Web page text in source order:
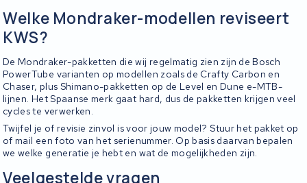
Welke Mondraker-modellen reviseert
KWS?
De Mondraker-pakketten die wij regelmatig zien zijn de Bosch
PowerTube varianten op modellen zoals de Crafty Carbon en
Chaser, plus Shimano-pakketten op de Level en Dune e-MTB-
lijnen. Het Spaanse merk gaat hard, dus de pakketten krijgen veel
cycles te verwerken.
Twijfel je of revisie zinvol is voor jouw model? Stuur het pakket op
of mail een foto van het serienummer. Op basis daarvan bepalen
we welke generatie je hebt en wat de mogelijkheden zijn.
Veelgestelde vragen